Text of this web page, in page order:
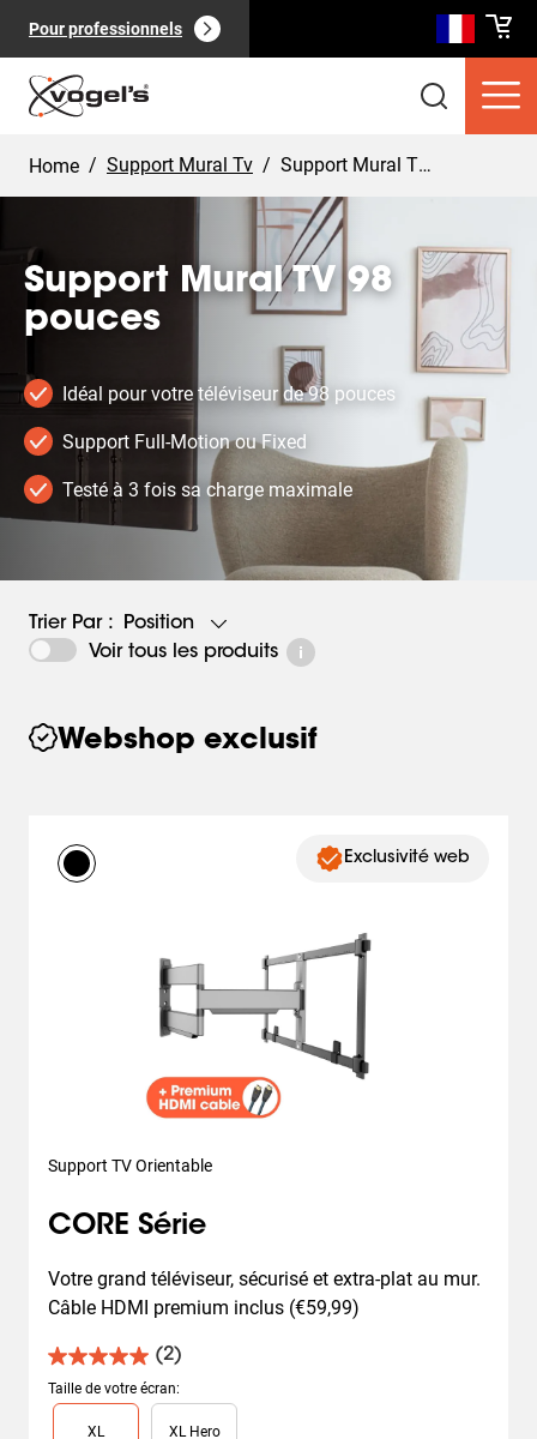
Pour professionnels
Produits clients 0): Voir tout
Pages ( 0): Voir tout
Home / Support Mural Tv / Support Mural TV 98 pouces
Support Mural TV 98
pouces
Idéal pour votre téléviseur de 98 pouces
Support Full-Motion ou Fixed
Testé à 3 fois sa charge maximale
Trier Par :
Position
Voir tous les produits
Webshop exclusif
Exclusivité web
Support TV Orientable
CORE Série
Votre grand téléviseur, sécurisé et extra-plat au mur.
Câble HDMI premium inclus (€59,99)
(2)
5.0
sur
5
Taille de votre écran:
Slide 1 of 2
XL XL Hero